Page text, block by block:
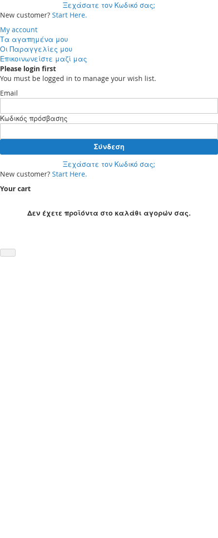
Ξεχάσατε τον Κωδικό σας;
New customer? Start Here.
My account
Τα αγαπημένα μου
Οι Παραγγελίες μου
Επικοινωνείστε μαζί μας
Please login first
You must be logged in to manage your wish list.
Email
Κωδικός πρόσβασης
Σύνδεση
Ξεχάσατε τον Κωδικό σας;
New customer? Start Here.
Your cart
Δεν έχετε προϊόντα στο καλάθι αγορών σας.